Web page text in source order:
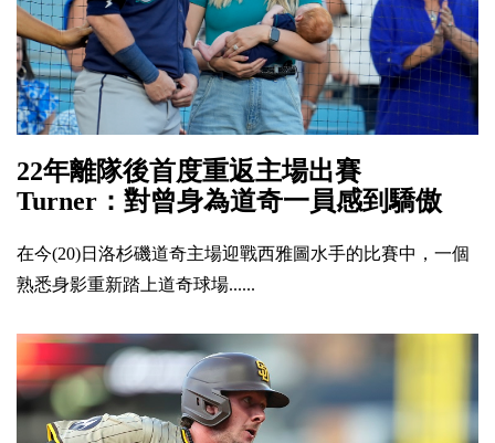
22年離隊後首度重返主場出賽
Turner：對曾身為道奇一員感到驕傲
在今(20)日洛杉磯道奇主場迎戰西雅圖水手的比賽中，一個
熟悉身影重新踏上道奇球場......